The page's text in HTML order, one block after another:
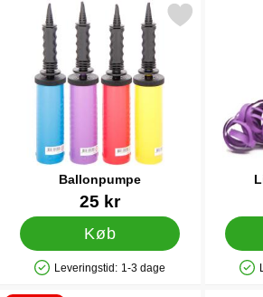
Ballonpumpe
25 kr
Køb
Produkttilgængelighed: På lager
Leveringstid: 1-3 dage
Markér ballonpumpe som
Varenr